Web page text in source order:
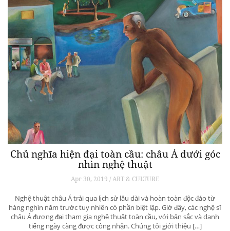
Chủ nghĩa hiện đại toàn cầu: châu Á dưới góc
nhìn nghệ thuật
Apr 30, 2019 / ART & CULTURE
Nghệ thuật châu Á trải qua lịch sử lâu dài và hoàn toàn độc đáo từ
hàng nghìn năm trước tuy nhiên có phần biệt lập. Giờ đây, các nghệ sĩ
châu Á đương đại tham gia nghệ thuật toàn cầu, với bản sắc và danh
tiếng ngày càng được công nhận. Chúng tôi giới thiệu […]